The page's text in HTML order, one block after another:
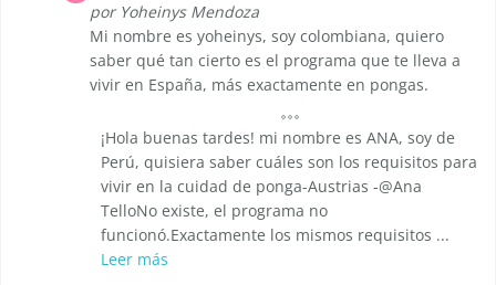
por Yoheinys Mendoza
Mi nombre es yoheinys, soy colombiana, quiero
saber qué tan cierto es el programa que te lleva a
vivir en España, más exactamente en pongas.
¡Hola buenas tardes! mi nombre es ANA, soy de
Perú, quisiera saber cuáles son los requisitos para
vivir en la cuidad de ponga-Austrias -@Ana
TelloNo existe, el programa no
funcionó.Exactamente los mismos requisitos ...
Leer más